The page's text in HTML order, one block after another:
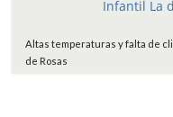
Altas temperaturas y falta de
de Rosas